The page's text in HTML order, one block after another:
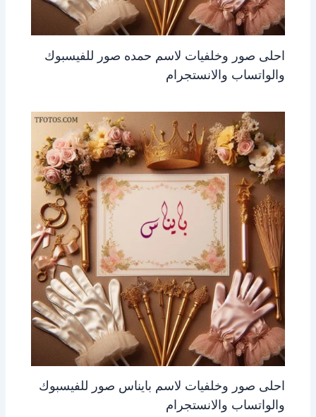
احلى صور وخلفيات لاسم حمده صور للفيسبوك
والواتساب والانستجرام
احلى صور وخلفيات لاسم بايناس صور للفيسبوك
والواتساب والانستجرام